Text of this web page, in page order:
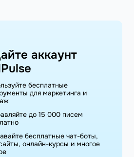
аккаунт
бесплатные
для маркетинга и
до 15 000 писем
бесплатные чат-боты,
онлайн-курсы и многое